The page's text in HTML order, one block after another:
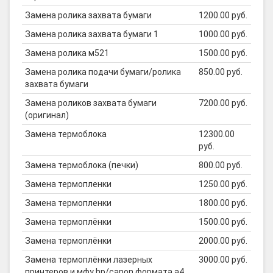
Замена ролика захвата бумаги
1200.00 руб.
Замена ролика захвата бумаги 1
1000.00 руб.
Замена ролика м521
1500.00 руб.
Замена ролика подачи бумаги/ролика
захвата бумаги
850.00 руб.
Замена роликов захвата бумаги
(оригинал)
7200.00 руб.
Замена термоблока
12300.00
руб.
Замена термоблока (печки)
800.00 руб.
Замена термопленки
1250.00 руб.
Замена термопленки
1800.00 руб.
Замена термоплёнки
1500.00 руб.
Замена термоплёнки
2000.00 руб.
Замена термоплёнки лазерных
3000.00 руб.